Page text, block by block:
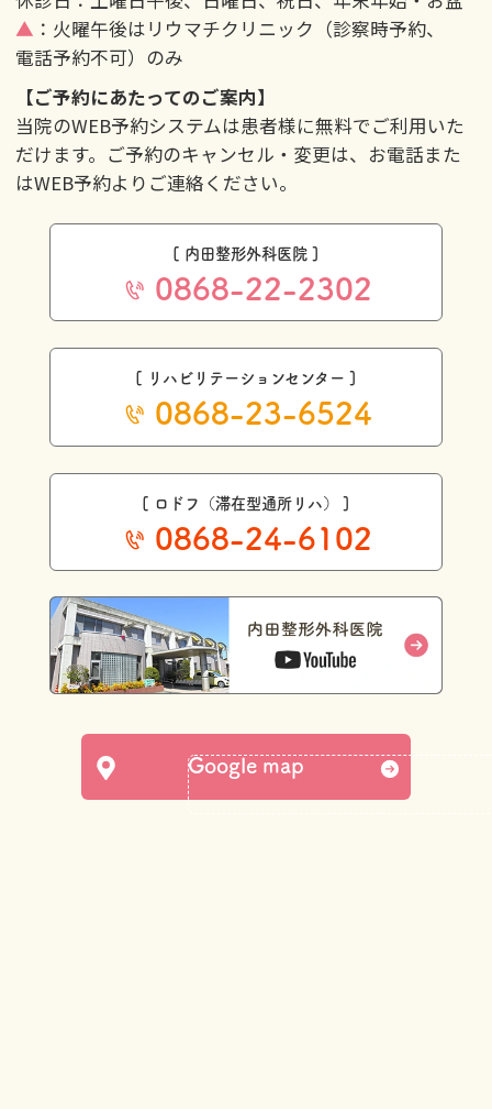
▲ ：火曜午後はリウマチクリニック（診察時予約、
電話予約不可）のみ
【ご予約にあたってのご案内】
当院のWEB予約システムは患者様に無料でご利用いた
だけます。ご予約のキャンセル・変更は、お電話また
はWEB予約よりご連絡ください。
[ 内田整形外科医院 ]
0868-22-2302
[ リハビリテーションセンター ]
0868-23-6524
[ ロドフ（滞在型通所リハ） ]
0868-24-6102
Google map